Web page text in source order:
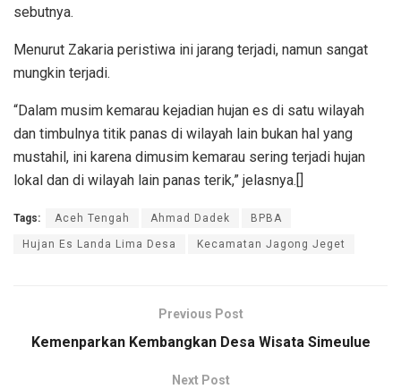
sebutnya.
Menurut Zakaria peristiwa ini jarang terjadi, namun sangat
mungkin terjadi.
“Dalam musim kemarau kejadian hujan es di satu wilayah
dan timbulnya titik panas di wilayah lain bukan hal yang
mustahil, ini karena dimusim kemarau sering terjadi hujan
lokal dan di wilayah lain panas terik,” jelasnya.[]
Tags: Aceh Tengah Ahmad Dadek BPBA
Hujan Es Landa Lima Desa Kecamatan Jagong Jeget
Previous Post
Kemenparkan Kembangkan Desa Wisata Simeulue
Next Post